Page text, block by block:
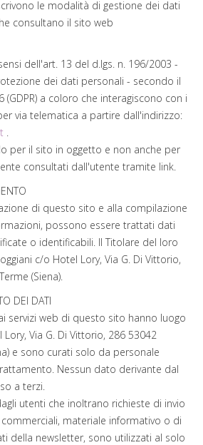
le modalità di gestione dei dati
consultano il sito web
dell'art. 13 del d.lgs. n. 196/2003 -
dei dati personali - secondo il
(GDPR) a coloro che interagiscono con i
via telematica a partire dall'indirizzo:
.
per il sito in oggetto e non anche per
consultati dall'utente tramite link.
di questo sito e alla compilazione
possono essere trattati dati
o identificabili. Il Titolare del loro
c/o Hotel Lory, Via G. Di Vittorio,
(Siena).
DEI DATI
servizi web di questo sito hanno luogo
Via G. Di Vittorio, 286 53042
e sono curati solo da personale
Nessun dato derivante dal
a terzi.
utenti che inoltrano richieste di invio
materiale informativo o di
della newsletter, sono utilizzati al solo